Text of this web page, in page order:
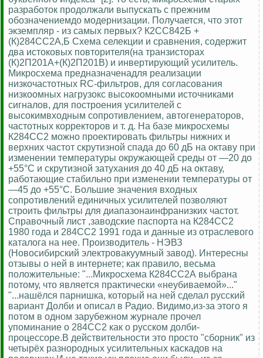
разработок продолжали выпускать с прежним
обозначениемдо модернизации. Получается, что этот
экземпляр - из самых первых? К2СС842Б +
(К)284СС2А,Б Схема селекции и сравнения, содержит
два истоковых повторителя(на транзисторах
(К)2П201А+(К)2П201В) и инвертирующий усилитель.
Микросхема предназначенадля реализации
низкочастотных RC-фильтров, для согласования
низкоомных нагрузокс высокоомными источниками
сигналов, для построения усилителей с
высокимвходным сопротивлением, автогенераторов,
частотных корректоров и т. д. На базе микросхемы
К284СС2 можно проектировать фильтры нижних и
верхних частот скрутизной спада до 60 дБ на октаву при
изменении температуры окружающей среды от —20 до
+55°С и скрутизной затухания до 40 дБ на октаву,
работающие стабильно при изменении температуры от
—45 до +55°С. Большие значения входных
сопротивлений единичных усилителей позволяют
строить фильтры для диапазонаинфранизких частот.
Справочный лист ,заводские паспорта на К284СС2
1980 года и 284СС2 1991 года и данные из отраслевого
каталога на нее. Производитель - НЭВЗ
(Новосибирский электровакуумный завод). Интересны
отзывы о ней в интернете; как правило, весьма
положительные: "...Микросхема К284СС2А выбрана
потому, что является практически «неубиваемой»..."
"...нашёлся парнишка, который на ней сделал русский
вариант Долби и описал в Радио. Видимо,из-за этого я
потом в одном зарубежном журнале прочел
упоминание о 284СС2 как о русском долби-
процессоре.В действительности это просто "сборник" из
четырёх разнородных усилительных каскадов на